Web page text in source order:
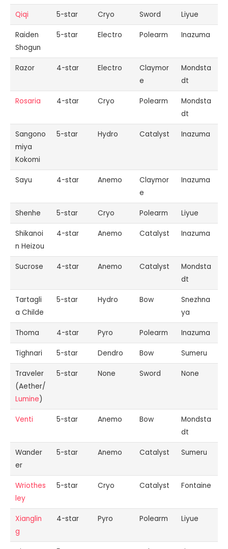
Qiqi 5-star Cryo Sword Liyue
Raiden
Shogun
5-star Electro Polearm Inazuma
Razor 4-star Electro
Claymor
e
Mondsta
dt
Rosaria 4-star Cryo Polearm
Mondsta
dt
Sangono
miya
Kokomi
5-star Hydro Catalyst Inazuma
Sayu 4-star Anemo
Claymor
e
Inazuma
Shenhe 5-star Cryo Polearm Liyue
Shikanoi
n Heizou
4-star Anemo Catalyst Inazuma
Sucrose 4-star Anemo Catalyst
Mondsta
dt
Tartagli
a Childe
5-star Hydro Bow
Snezhna
ya
Thoma 4-star Pyro Polearm Inazuma
Tighnari 5-star Dendro Bow Sumeru
Traveler
(Aether/
Lumine)
5-star None Sword None
Venti 5-star Anemo Bow
Mondsta
dt
Wander
er
5-star Anemo Catalyst Sumeru
Wriothes
ley
5-star Cryo Catalyst Fontaine
Xianglin
g
4-star Pyro Polearm Liyue